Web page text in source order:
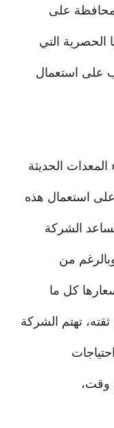
على
الحصرية التي
على استعمال
الحديثة
استعمال هذه
الشركة
من
كل ما
تهتم الشركة
وقت،